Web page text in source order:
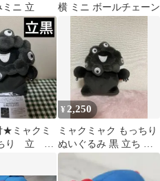
ミニ 立
横 ミニ ボールチェーン
★ミャクミ
ちり 立
¥ 2,250
ミャクミャク もっちり
ぬいぐるみ 黒 立ち ミ
ニ ボールチェーン